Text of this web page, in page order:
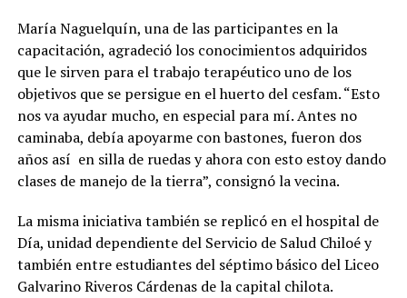
María Naguelquín, una de las participantes en la
capacitación, agradeció los conocimientos adquiridos
que le sirven para el trabajo terapéutico uno de los
objetivos que se persigue en el huerto del cesfam. “Esto
nos va ayudar mucho, en especial para mí. Antes no
caminaba, debía apoyarme con bastones, fueron dos
años así en silla de ruedas y ahora con esto estoy dando
clases de manejo de la tierra”, consignó la vecina.
La misma iniciativa también se replicó en el hospital de
Día, unidad dependiente del Servicio de Salud Chiloé y
también entre estudiantes del séptimo básico del Liceo
Galvarino Riveros Cárdenas de la capital chilota.